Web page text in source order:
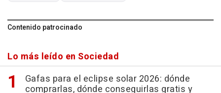
Contenido patrocinado
Lo más leído en Sociedad
Gafas para el eclipse solar 2026: dónde
comprarlas, dónde conseguirlas gratis y